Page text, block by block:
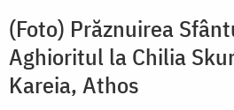
(Foto) Prăznuirea
Aghioritul la Chilia
Kareia, Athos